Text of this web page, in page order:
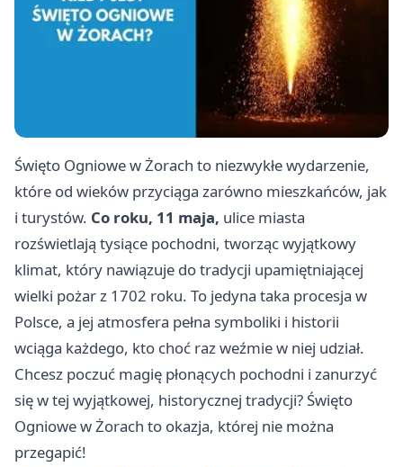
Święto Ogniowe w Żorach to niezwykłe wydarzenie,
które od wieków przyciąga zarówno mieszkańców, jak
i turystów. Co roku, 11 maja, ulice miasta
rozświetlają tysiące pochodni, tworząc wyjątkowy
klimat, który nawiązuje do tradycji upamiętniającej
wielki pożar z 1702 roku. To jedyna taka procesja w
Polsce, a jej atmosfera pełna symboliki i historii
wciąga każdego, kto choć raz weźmie w niej udział.
Chcesz poczuć magię płonących pochodni i zanurzyć
się w tej wyjątkowej, historycznej tradycji? Święto
Ogniowe w Żorach to okazja, której nie można
przegapić!